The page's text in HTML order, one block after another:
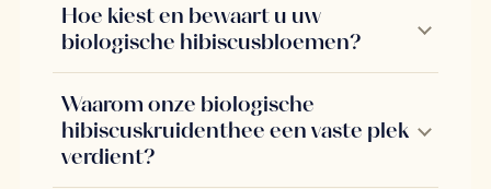
Hoe kiest en bewaart u uw
biologische hibiscusbloemen?
Waarom onze biologische
hibiscuskruidenthee een vaste plek
verdient?